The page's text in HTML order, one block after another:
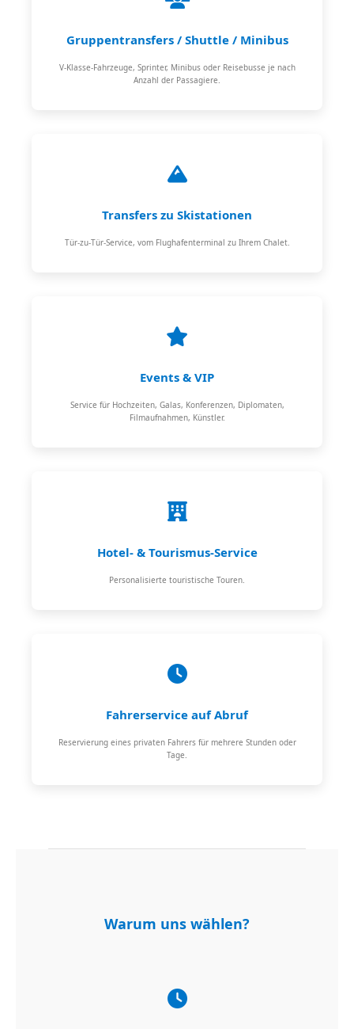
Gruppentransfers / Shuttle / Minibus
V-Klasse-Fahrzeuge, Sprinter, Minibus oder Reisebusse je nach
Anzahl der Passagiere.
Transfers zu Skistationen
Tür-zu-Tür-Service, vom Flughafenterminal zu Ihrem Chalet.
Events & VIP
Service für Hochzeiten, Galas, Konferenzen, Diplomaten,
Filmaufnahmen, Künstler.
Hotel- & Tourismus-Service
Personalisierte touristische Touren.
Fahrerservice auf Abruf
Reservierung eines privaten Fahrers für mehrere Stunden oder
Tage.
Warum uns wählen?